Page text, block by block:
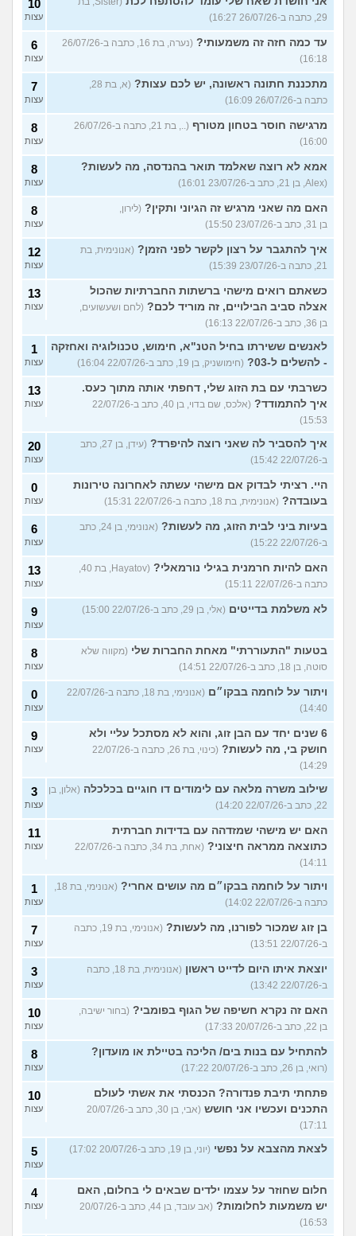
29, כתבה ב-26/07/26 16:27)
10
עצות
עד כמה חזה זה משמעותי?
(נערה, בת 16, כתבה ב-26/07/26
16:18)
6
עצות
מתכננת חתונה ראשונה, יש לכם עצות?
(א, בת 28,
כתבה ב-26/07/26 16:09)
7
עצות
מרגישה חוסר בטחון מטורף
(.., בת 21, כתבה ב-26/07/26
16:00)
8
עצות
אמא לא רוצה שאלמד תואר בהנדסה, מה לעשות?
(Alex, בן 21, כתב ב-23/07/26 16:01)
8
עצות
האם מה שאני מרגיש זה הגיוני ותקין? (לירון,
בן 31, כתב ב-23/07/26 15:50)
8
עצות
איך להתגבר על רצון לקשר לפני הזמן? (אנונימית, בת
21, כתבה ב-23/07/26 15:39)
12
עצות
כשאתם רואים מישהי ברשתות החברתיות שהכול
אצלה סביב הבילויים, זה מוריד לכם? (לחם ושעשועים,
בן 36, כתב ב-22/07/26 16:13)
13
עצות
לאנשים ששירתו בחיל הטנ"א, חימוש, טכנולוגיה ואחזקה
- להשלים ל-03?
(חימושניק, בן 19, כתב ב-22/07/26 16:04)
1
עצות
כשרבתי עם בת הזוג שלי, דחפתי אותה מתוך כעס.
איך להתמודד?
(אלכס, שם בדוי, בן 40, כתב ב-22/07/26
15:53)
13
עצות
איך להסביר לה שאני רוצה להיפרד?
(עידן, בן 27, כתב
ב-22/07/26 15:42)
20
עצות
היי. רציתי לבדוק אם מישהי עשתה לאחרונה טירונות
בעובדה? (אנונימית, בת 18, כתבה ב-22/07/26 15:31)
0
עצות
בעיות ביני לבית הזוג, מה לעשות?
(אנונימי, בן 24, כתב
ב-22/07/26 15:22)
6
עצות
האם להיות חרמנית בגילי נורמאלי?
(Hayatov, בת 40,
כתבה ב-22/07/26 15:11)
13
עצות
לא משלמת בדייטים (אלי, בן 29, כתב ב-22/07/26 15:00) 9
עצות
בטעות "התעוררתי" מאחת החברות שלי (מקווה שלא
סוטה, בן 18, כתב ב-22/07/26 14:51)
8
עצות
ויתור על לוחמה בבקו״ם
(אנונימי, בת 18, כתבה ב-22/07/26
14:40)
0
עצות
6 שנים יחד עם הבן זוג, והוא לא מסתכל עליי ולא
חושק בי, מה לעשות?
(כינוי, בת 26, כתבה ב-22/07/26
14:29)
9
עצות
שילוב משרה מלאה עם לימודים דו חוגיים בכלכלה (אלון, בן
22, כתב ב-22/07/26 14:20)
3
עצות
האם יש מישהי שמזדהה עם בדידות חברתית
כתוצאה ממראה חיצוני?
(אחת, בת 34, כתבה ב-22/07/26
14:11)
11
עצות
ויתור על לוחמה בבקו״ם מה עושים אחרי?
(אנונימי, בת 18,
כתבה ב-22/07/26 14:02)
1
עצות
בן זוג שמכור לפורנו, מה לעשות?
(אנונימי, בת 19, כתבה
ב-22/07/26 13:51)
7
עצות
יוצאת איתו היום לדייט ראשון
(אנונימית, בת 18, כתבה
ב-22/07/26 13:42)
3
עצות
האם זה נקרא חשיפה של הגוף בפומבי? (בחור ישיבה,
בן 22, כתב ב-20/07/26 17:33)
10
עצות
להתחיל עם בנות בים/ הליכה בטיילת או מועדון?
(רואי, בן 26, כתב ב-20/07/26 17:22)
8
עצות
פתחתי תיבת פנדורה? הכנסתי את אשתי לעולם
התכנים ועכשיו אני חושש
(אבי, בן 30, כתב ב-20/07/26
17:11)
10
עצות
לצאת מהצבא על נפשי (יוני, בן 19, כתב ב-20/07/26 17:02) 5
עצות
חלום שחוזר על עצמו ילדים שבאים לי בחלום, האם
יש משמעות לחלומות?
(אב עובד, בן 44, כתב ב-20/07/26
16:53)
4
עצות